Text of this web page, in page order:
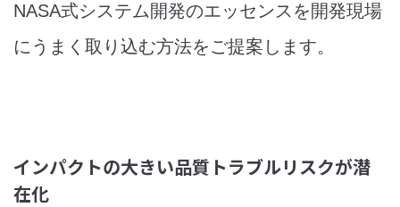
NASA式システム開発のエッセンスを開発現場
にうまく取り込む方法をご提案します。
インパクトの大きい品質トラブルリスクが潜
在化